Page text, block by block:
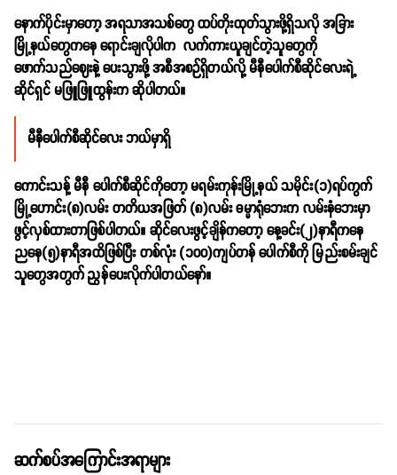
နောက်ပိုင်းမှာတော့ အရသာအသစ်တွေ ထပ်တိုးထုတ်သွားဖို့ရှိသလို အခြား
မြို့နယ်တွေကနေ ရောင်းချလိုပါက လက်ကားယူချင်တဲ့သူတွေကို
ဖောက်သည်ဈေးနဲ့ ပေးသွားဖို့ အစီအစဉ်ရှိတယ်လို့ မီနီပေါက်စီဆိုင်လေးရဲ့
ဆိုင်ရှင် မဖြူဖြူထွန်းက ဆိုပါတယ်။
မီနီပေါက်စီဆိုင်လေး ဘယ်မှာရှိ
ကောင်းသန့် မီနီ ပေါက်စီဆိုင်ကိုတော့ မရမ်းကုန်းမြို့နယ် သမိုင်း(၁)ရပ်ကွက်
မြို့ဟောင်း(၈)လမ်း တတိယအဖြတ် (၈)လမ်း ဓမ္မာရုံဘေးက လမ်းနံဘေးမှာ
ဖွင့်လှစ်ထားတာဖြစ်ပါတယ်။ ဆိုင်လေးဖွင့်ချိန်ကတော့ နေ့ခင်း(၂)နာရီကနေ
ညနေ(၅)နာရီအထိဖြစ်ပြီး တစ်လုံး (၁၀၀)ကျပ်တန် ပေါက်စီကို မြည်းစမ်းချင်
သူတွေအတွက် ညွှန်ပေးလိုက်ပါတယ်နော်။
ဆက်စပ်အကြောင်းအရာများ